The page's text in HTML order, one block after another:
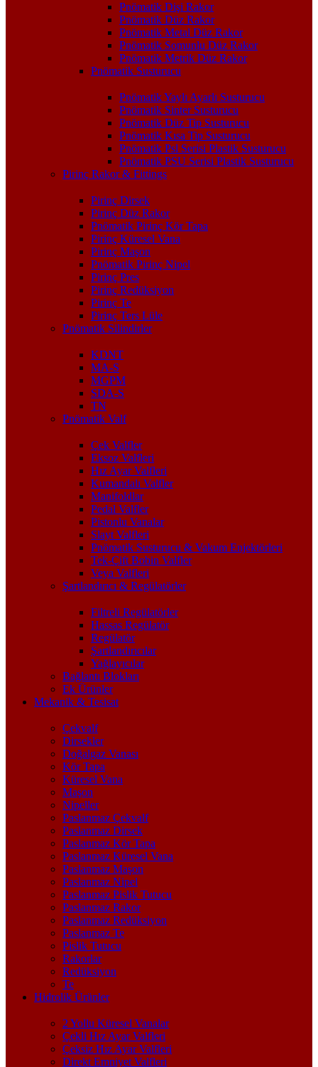
Pnömatik Dişi Rakor
Pnömatik Düz Rakor
Pnömatik Metal Düz Rakor
Pnömatik Somunlu Düz Rakor
Pnömatik Metrik Düz Rakor
Pnömatik Susturucu
Pnömatik Yaylı Ayarlı Susturucu
Pnömatik Sinter Susturucu
Pnömatik Düz Tip Susturucu
Pnömatik Kısa Tip Susturucu
Pnömatik Psl Serisi Plastik Susturucu
Pnömatik PSU Serisi Plastik Susturucu
Pirinç Rakor & Fittings
Pirinç Dirsek
Pirinç Düz Rakor
Pnömatik Pirinç Kör Tapa
Pirinç Küresel Vana
Pirinç Maşon
Pnömatik Pirinç Nipel
Pirinç Pres
Pirinç Redüksiyon
Pirinç Te
Pirinç Ters Lüle
Pnömatik Silindirler
KDNT
MA-S
MGPM
SDA-S
TN
Pnömatik Valf
Çek Valfler
Eksoz Valfleri
Hız Ayar Valfleri
Kumandalı Valfler
Manifoldlar
Pedal Valfler
Pistonlu Vanalar
Slayt Valfleri
Pnömatik Susturucu & Vakum Enjektörleri
Tek-Çift Bobin Valfler
Veya Valfleri
Şartlandırıcı & Regülatörler
Filtreli Regülatörler
Hassas Regülatör
Regülatör
Şartlandırıcılar
Yağlayıcılar
Bağlantı Blokları
Ek Ürünler
Mekanik & Tesisat
Çekvalf
Dirsekler
Doğalgaz Vanası
Kör Tapa
Küresel Vana
Maşon
Nipeller
Paslanmaz Çekvalf
Paslanmaz Dirsek
Paslanmaz Kör Tapa
Paslanmaz Küresel Vana
Paslanmaz Maşon
Paslanmaz Nipel
Paslanmaz Pislik Tutucu
Paslanmaz Rakor
Paslanmaz Redüksiyon
Paslanmaz Te
Pislik Tutucu
Rakorlar
Redüksiyon
Te
Hidrolik Ürünler
2 Yollu Küresel Vanalar
Çekli Hız Ayar Valfleri
Çeksiz Hız Ayar Valfleri
Direkt Emniyet Valfleri